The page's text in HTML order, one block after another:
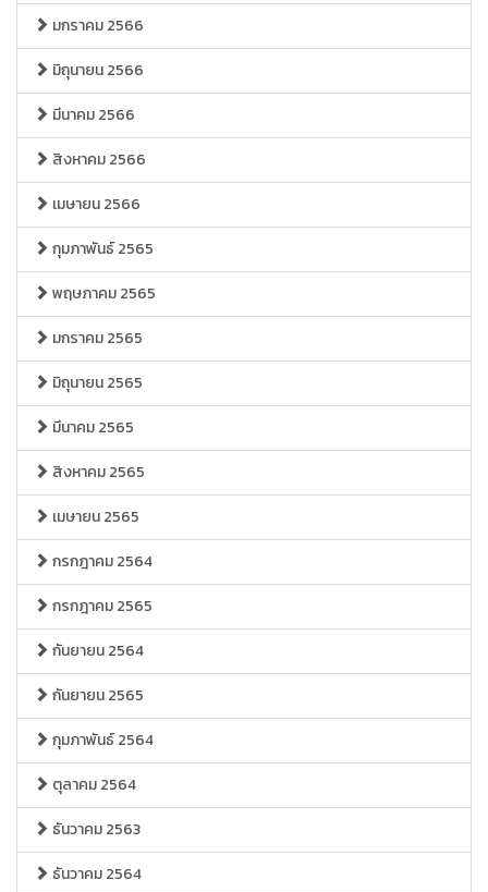
มกราคม 2566
มิถุนายน 2566
มีนาคม 2566
สิงหาคม 2566
เมษายน 2566
กุมภาพันธ์ 2565
พฤษภาคม 2565
มกราคม 2565
มิถุนายน 2565
มีนาคม 2565
สิงหาคม 2565
เมษายน 2565
กรกฎาคม 2564
กรกฎาคม 2565
กันยายน 2564
กันยายน 2565
กุมภาพันธ์ 2564
ตุลาคม 2564
ธันวาคม 2563
ธันวาคม 2564